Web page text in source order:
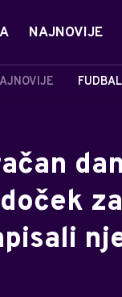
NAJNOVIJE
FUDBAL